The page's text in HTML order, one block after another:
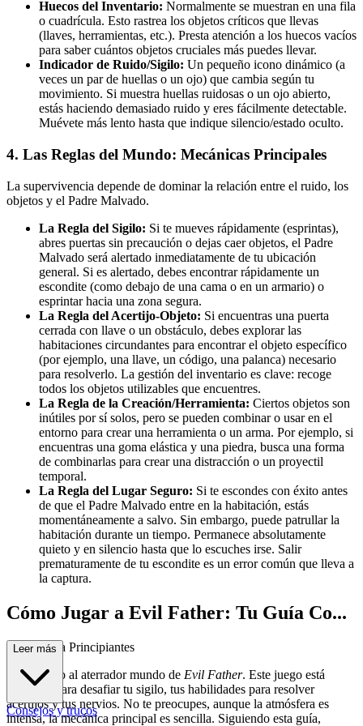
Huecos del Inventario: Normalmente se muestran en una fila
o cuadrícula. Esto rastrea los objetos críticos que llevas
(llaves, herramientas, etc.). Presta atención a los huecos vacíos
para saber cuántos objetos cruciales más puedes llevar.
Indicador de Ruido/Sigilo: Un pequeño icono dinámico (a
veces un par de huellas o un ojo) que cambia según tu
movimiento. Si muestra huellas ruidosas o un ojo abierto,
estás haciendo demasiado ruido y eres fácilmente detectable.
Muévete más lento hasta que indique silencio/estado oculto.
4. Las Reglas del Mundo: Mecánicas Principales
La supervivencia depende de dominar la relación entre el ruido, los
objetos y el Padre Malvado.
La Regla del Sigilo: Si te mueves rápidamente (esprintas),
abres puertas sin precaución o dejas caer objetos, el Padre
Malvado será alertado inmediatamente de tu ubicación
general. Si es alertado, debes encontrar rápidamente un
escondite (como debajo de una cama o en un armario) o
esprintar hacia una zona segura.
La Regla del Acertijo-Objeto: Si encuentras una puerta
cerrada con llave o un obstáculo, debes explorar las
habitaciones circundantes para encontrar el objeto específico
(por ejemplo, una llave, un código, una palanca) necesario
para resolverlo. La gestión del inventario es clave: recoge
todos los objetos utilizables que encuentres.
La Regla de la Creación/Herramienta: Ciertos objetos son
inútiles por sí solos, pero se pueden combinar o usar en el
entorno para crear una herramienta o un arma. Por ejemplo, si
encuentras una goma elástica y una piedra, busca una forma
de combinarlas para crear una distracción o un proyectil
temporal.
La Regla del Lugar Seguro: Si te escondes con éxito antes
de que el Padre Malvado entre en la habitación, estás
momentáneamente a salvo. Sin embargo, puede patrullar la
habitación durante un tiempo. Permanece absolutamente
quieto y en silencio hasta que lo escuches irse. Salir
prematuramente de tu escondite es un error común que lleva a
la captura.
Cómo Jugar a Evil Father: Tu Guía Co...
mpleta para Principiantes
Bienvenido al aterrador mundo de Evil Father. Este juego está
diseñado para desafiar tu sigilo, tus habilidades para resolver
acertijos y tus nervios. No te preocupes, aunque la atmósfera es
intensa, la mecánica principal es sencilla. Siguiendo esta guía,
Leer más
Consejos y trucos